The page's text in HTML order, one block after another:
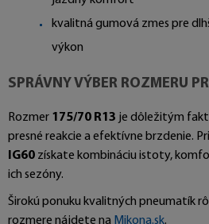
kvalitná gumová zmes pre
výkon
SPRÁVNY VÝBER ROZMERU
Rozmer 175/70 R13 je dôležitým
presné reakcie a efektívne brzdenie.
IG60 získate kombináciu istoty,
ich sezóny.
Širokú ponuku kvalitných pneumatík
rozmere nájdete na Mikona.sk.